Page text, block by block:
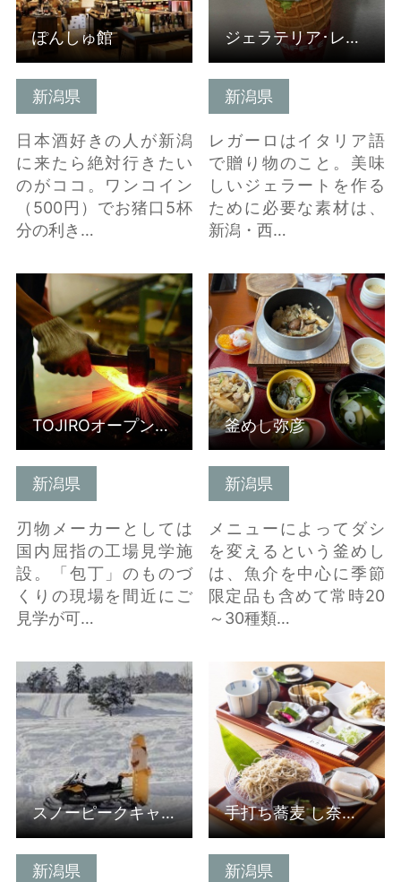
新潟県
日本酒好きの人が新潟
に来たら絶対行きたい
のがココ。ワンコイン
（500円）でお猪口5杯
分の利き…
ぽんしゅ館
新潟県
レガーロはイタリア語
で贈り物のこと。美味
しいジェラートを作る
ために必要な素材は、
新潟・西…
ジェラテリア･レガーロ
新潟県
刃物メーカーとしては
国内屈指の工場見学施
設。「包丁」のものづ
くりの現場を間近にご
見学が可…
TOJIROオープンファク
トリー の詳細はこちら
TOJIROオープンファクトリー
新潟県
メニューによってダシ
を変えるという釜めし
は、魚介を中心に季節
限定品も含めて常時20
～30種類…
釜めし弥彦 の詳細はこ
ちら
釜めし弥彦
新潟県
スノーピークキャンプ
フィールド の詳細はこ
ちら
スノーピークキャンプフィールド
新潟県
手打ち蕎麦 し奈乃 わ
た膳 の詳細はこちら
手打ち蕎麦 し奈乃 わた膳